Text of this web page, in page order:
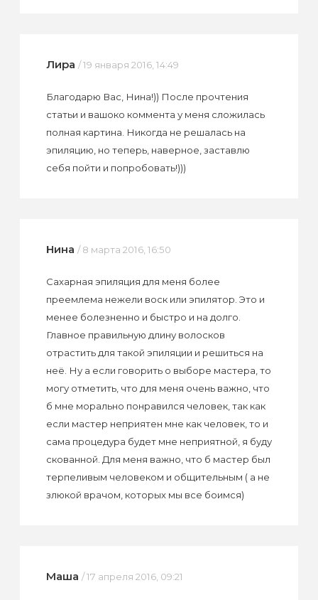
Лира / 19 января 2016, 14:49
Благодарю Вас, Нина!)) После прочтения
статьи и вашоко коммента у меня сложилась
полная картина. Никогда не решалась на
эпиляцию, но теперь, наверное, заставлю
себя пойти и попробовать!)))
Нина / 8 марта 2016, 16:50
Сахарная эпиляция для меня более
преемлема нежели воск или эпилятор. Это и
менее болезненно и быстро и на долго.
Главное правильную длину волосков
отрастить для такой эпиляции и решиться на
неё. Ну а если говорить о выборе мастера, то
могу отметить, что для меня очень важно, что
б мне морально понравился человек, так как
если мастер неприятен мне как человек, то и
сама процедура будет мне неприятной, я буду
скованной. Для меня важно, что б мастер был
терпеливым человеком и общительным ( а не
злюкой врачом, которых мы все боимся)
Маша / 17 апреля 2016, 09:21